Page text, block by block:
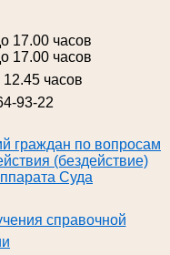
17.00 часов
17.00 часов
часов
93-22
граждан по вопросам
(бездействие)
Суда
справочной